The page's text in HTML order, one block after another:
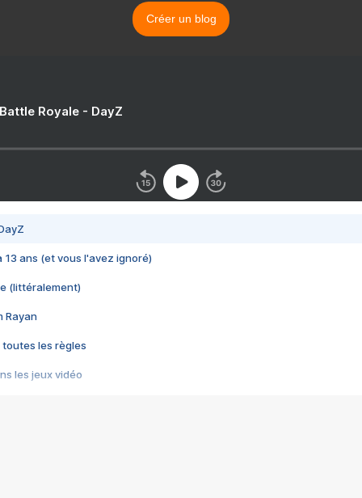
Créer un blog
Royale - DayZ
13 ans (et vous l'avez ignoré)
(littéralement)
Rayan
toutes les règles
les jeux vidéo